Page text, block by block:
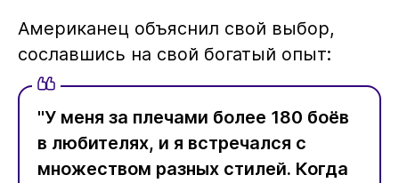
Американец объяснил свой выбор,
сославшись на свой богатый опыт:
"У меня за плечами более 180 боёв
в любителях, и я встречался с
множеством разных стилей. Когда